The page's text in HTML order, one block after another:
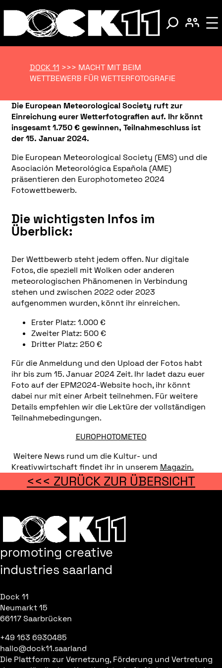
DOCK 11 >>> MACHT MIT BEIM
WETTBEWERB FÜR WETTERFOTOGRAFIE
Die European Meteorological Society ruft zur
Einreichung eurer Wetterfotografien auf. Ihr könnt
insgesamt 1.750 € gewinnen, Teilnahmeschluss ist
der 15. Januar 2024.
Die European Meteorological Society (EMS) und die
Asociación Meteorológica Española (AME)
präsentieren den Europhotometeo 2024
Fotowettbewerb.
Die wichtigsten Infos im
Überblick:
Der Wettbewerb steht jedem offen. Nur digitale
Fotos, die speziell mit Wolken oder anderen
meteorologischen Phänomenen in Verbindung
stehen und zwischen 2022 oder 2023
aufgenommen wurden, könnt ihr einreichen.
Erster Platz: 1.000 €
Zweiter Platz: 500 €
Dritter Platz: 250 €
Für die Anmeldung und den Upload der Fotos habt
ihr bis zum 15. Januar 2024 Zeit. Ihr ladet dazu euer
Foto auf der EPM2024-Website hoch, ihr könnt
dabei nur mit einer Arbeit teilnehmen. Für weitere
Details empfehlen wir die Lektüre der vollständigen
Teilnahmebedingungen.
EUROPHOTOMETEO
Weitere News rund um die Kultur- und
Kreativwirtschaft findet ihr in unserem Magazin.
<<< ZURÜCK ZUR ÜBERSICHT
promoting creative
industries saarland
Dock 11
Neumarkt 15
66117 Saarbrücken
+49 163 6930485
hallo@dock11.saarland
Die Plattform zur Vernetzung, Förderung und Vertretung